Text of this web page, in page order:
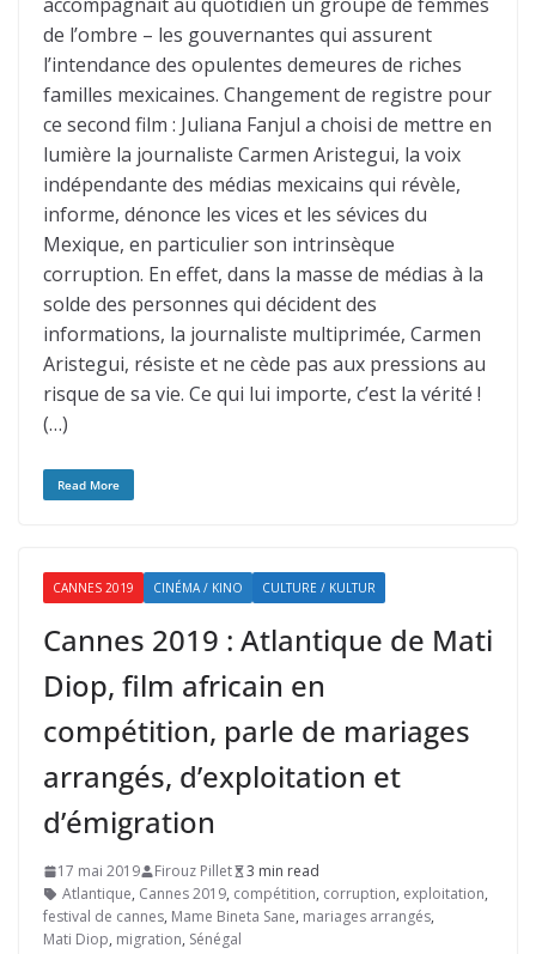
de l’ombre – les gouvernantes qui assurent
l’intendance des opulentes demeures de riches
familles mexicaines. Changement de registre pour
ce second film : Juliana Fanjul a choisi de mettre en
lumière la journaliste Carmen Aristegui, la voix
indépendante des médias mexicains qui révèle,
informe, dénonce les vices et les sévices du
Mexique, en particulier son intrinsèque
corruption. En effet, dans la masse de médias à la
solde des personnes qui décident des
informations, la journaliste multiprimée, Carmen
Aristegui, résiste et ne cède pas aux pressions au
risque de sa vie. Ce qui lui importe, c’est la vérité !
(…)
Read More
CANNES 2019 CINÉMA / KINO CULTURE / KULTUR
Cannes 2019 : Atlantique de Mati
Diop, film africain en
compétition, parle de mariages
arrangés, d’exploitation et
d’émigration
17 mai 2019 Firouz Pillet
3 min read
Atlantique, Cannes 2019, compétition, corruption, exploitation,
festival de cannes, Mame Bineta Sane, mariages arrangés,
Mati Diop, migration, Sénégal